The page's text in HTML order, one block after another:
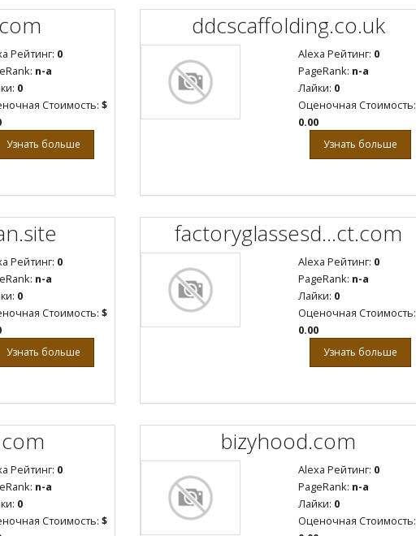
Рейтинг: 0
n-a
0
Стоимость: $
Узнать больше
ddcscaffolding.co.uk
Alexa Рейтинг: 0
PageRank: n-a
Лайки: 0
Оценочная Стоимость:
0.00
Узнать больше
Рейтинг: 0
n-a
0
Стоимость: $
Узнать больше
factoryglassesd...ct.com
Alexa Рейтинг: 0
PageRank: n-a
Лайки: 0
Оценочная Стоимость:
0.00
Узнать больше
Рейтинг: 0
n-a
0
Стоимость: $
bizyhood.com
Alexa Рейтинг: 0
PageRank: n-a
Лайки: 0
Оценочная Стоимость: